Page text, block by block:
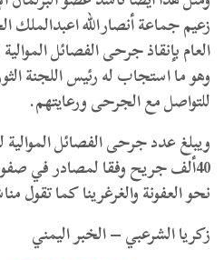
زعيم جماعة أنصارالله اعبدالملك
العام بإنقاذ جرحى الفصائل
وهو ما استجاب له رئيس اللجنة
للتواصل مع الجرحى ورعايتهم.
ويبلغ عدد جرحى الفصائل
40ألف جريح وفقا لمصادر في
نحو العفونة والغرغرينا كما تقول
زكريا الشرعبي – الخبر اليمني